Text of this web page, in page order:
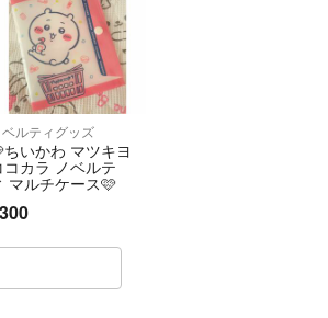
すが、おひとりだけhikaronさん
入到着から、評価を半年近く付けていただけずお取
間を要した方でした。
らが細かく聞いてこられたのでコメントしたまでで
せん。やり取りもhikaronさんに消去されていまし
の手元に着いて受け取り通知をしたのに評価を付け
問でした。
きません。もう、二度と関わりたくない方でした。
けられて、ショックです。お互いに、気持ちよくお
ベルティグッズ
ちいかわ マツキヨ
コカラ ノベルテ
マルチケース🩷